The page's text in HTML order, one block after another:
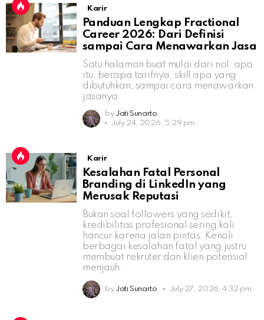
Karir
Panduan Lengkap Fractional
Career 2026: Dari Definisi
sampai Cara Menawarkan Jasa
Satu halaman buat mulai dari nol: apa
itu, berapa tarifnya, skill apa yang
dibutuhkan, sampai cara menawarkan
jasanya.
by Jati Sunarto
July 24, 2026, 5:29 pm
Karir
Kesalahan Fatal Personal
Branding di LinkedIn yang
Merusak Reputasi
Bukan soal followers yang sedikit,
kredibilitas profesional sering kali
hancur karena jalan pintas. Kenali
berbagai kesalahan fatal yang justru
membuat rekruter dan klien potensial
menjauh.
by Jati Sunarto July 27, 2026, 4:32 pm